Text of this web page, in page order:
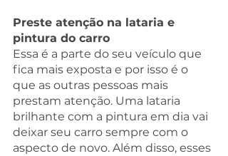
Preste atenção na lataria e
pintura do carro
Essa é a parte do seu veículo que
fica mais exposta e por isso é o
que as outras pessoas mais
prestam atenção. Uma lataria
brilhante com a pintura em dia vai
deixar seu carro sempre com o
aspecto de novo. Além disso, esses